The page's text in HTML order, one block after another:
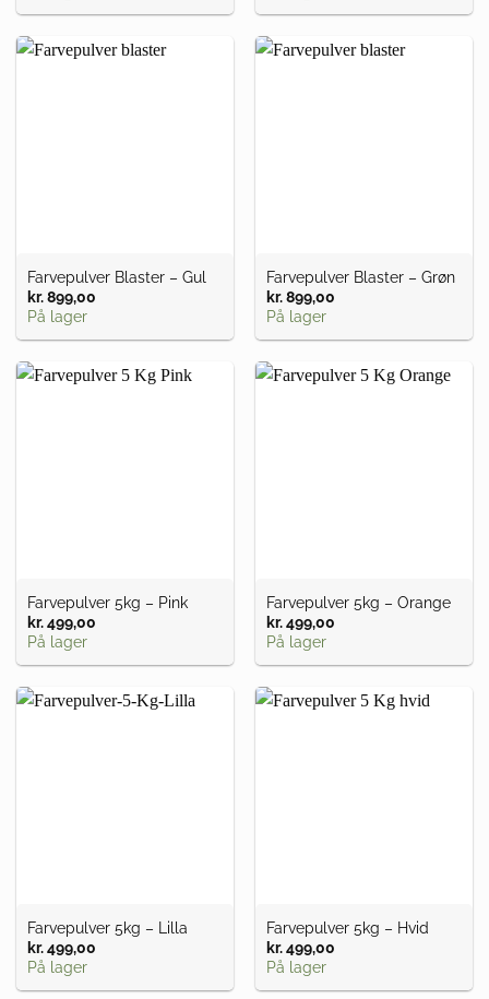
Farvepulver Blaster – Gul
kr.899,00
På lager
Farvepulver Blaster – Grøn
kr.899,00
På lager
Farvepulver 5kg – Pink
kr.499,00
På lager
Farvepulver 5kg – Orange
kr.499,00
På lager
Farvepulver 5kg – Lilla
kr.499,00
På lager
Farvepulver 5kg – Hvid
kr.499,00
På lager